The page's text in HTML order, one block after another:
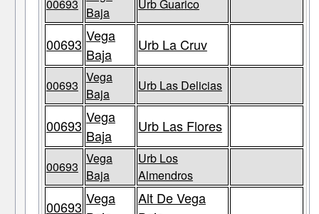
00693
Baja
Urb Guarico
00693 Vega
Baja
Urb La Cruv
00693
Vega
Baja
Urb Las Delicias
00693 Vega
Baja
Urb Las Flores
00693
Vega
Baja
Urb Los
Almendros
00693 Vega
Alt De Vega